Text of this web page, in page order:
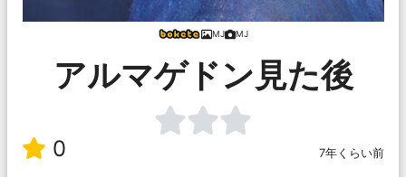
MJ MJ
アルマゲドン見た後
0 7年くらい前